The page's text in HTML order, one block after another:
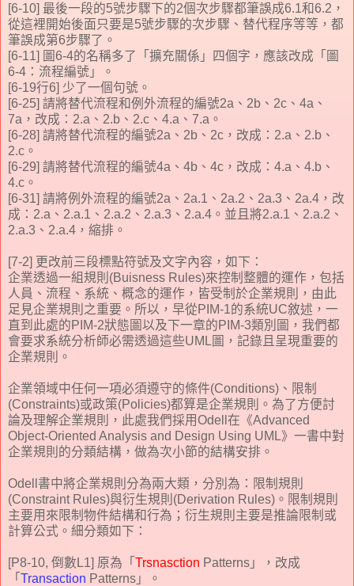
[6-10] 最後一段的5號步驟下的2個次步驟都筆誤成6.1和6.2，
從這裡開始後面只要是5號步驟的次步驟、替代程序等等，都
筆誤成第6步驟了。
[6-11] 圖6-4的名稱多了「擴充關係」四個字，應該改成「圖
6-4：流程編號」。
[6-19行6] 少了一個句號。
[6-25] 請將替代流程和例外流程的編號2a、2b、2c、4a、
7a，改成：2.a、2.b、2.c、4.a、7.a。
[6-28] 請將替代流程的編號2a、2b、2c，改成：2.a、2.b、
2.c。
[6-29] 請將替代流程的編號4a、4b、4c，改成：4.a、4.b、
4.c。
[6-31] 請將例外流程的編號2a、2a.1、2a.2、2a.3、2a.4，改
成：2.a、2.a.1、2.a.2、2.a.3、2.a.4。並且將2.a.1、2.a.2、
2.a.3、2.a.4，縮排。
[7-2] 更改前三段標點符號及文字內容，如下：
企業透過一組規則(Buisness Rules)來控制整體的運作，包括
人員、流程、系統、概念的運作，皆受制於企業規則，由此
足見企業規則之重要。所以，早從PIM-1的系統UC敘述，一
直到此處的PIM-2狀態圖以及下一章的PIM-3類別圖，我們都
會要求系統分析師必需透過這些UML圖，記錄且呈現重要的
企業規則。
企業領域中任何一項必須遵守的條件(Conditions)、限制
(Constraints)或政策(Policies)都算是企業規則。為了方便討
論及理解企業規則，此處我們採用Odell在《Advanced
Object-Oriented Analysis and Design Using UML》一書中對
企業規則的分類結構，做為次小節的結構安排。
Odell書中將企業規則分為兩大類，分別為：限制規則
(Constraint Rules)與衍生規則(Derivation Rules)。限制規則
主要用來限制物件結構和行為；衍生規則主要是推論限制或
計算公式。細分類如下：
[P8-10, 倒數L1] 原為「 Trsnasction Patterns」，改成
「 Transaction Patterns」。